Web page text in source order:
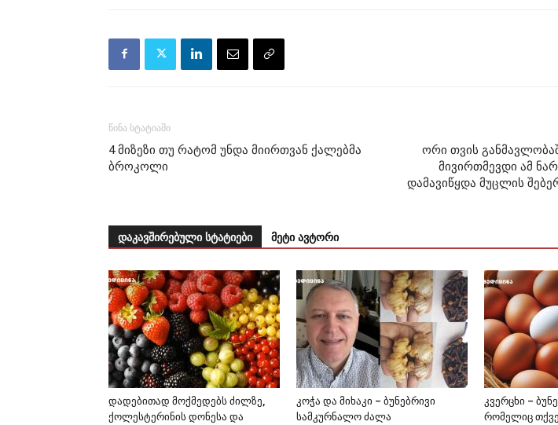
წინა სტატიაში
4 მიზეზი თუ რატომ უნდა მიირთვან ქალებმა
ბროკოლი
ორი თვის
მივირთმევდი ამ
დამავიწყდა მუცლის
დაკავშირებული სტატიები მეტი ავტორი
დადებითად მოქმედებს ძილზე,
ქოლესტერინის დონესა და
კოჭა და მიხაკი – ბუნებრივი
სამკურნალო ძალა
კვერცხი –
რომელიც